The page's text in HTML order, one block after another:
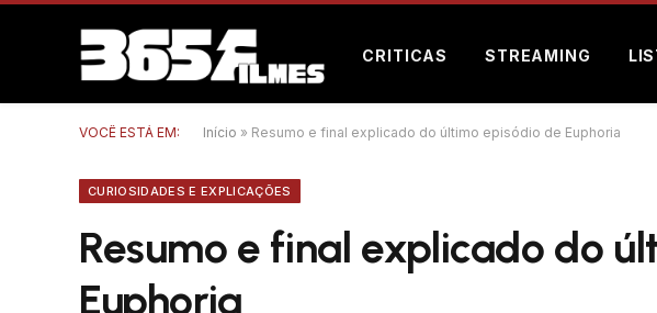
CRITICAS STREAMING
VOCÊ ESTÁ EM: Início » Resumo e final explicado do último episódio de Euphoria
CURIOSIDADES E EXPLICAÇÕES
Resumo e final explicado do
Euphoria